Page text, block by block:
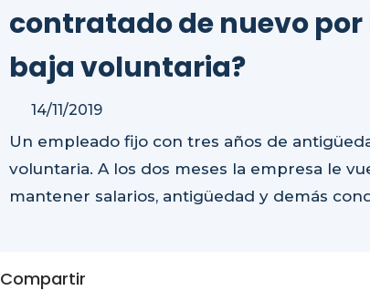
contratado de nuevo
baja voluntaria?
14/11/2019
Un empleado fijo con tres años de
voluntaria. A los dos meses la empresa le
mantener salarios, antigüedad y demás
Compartir